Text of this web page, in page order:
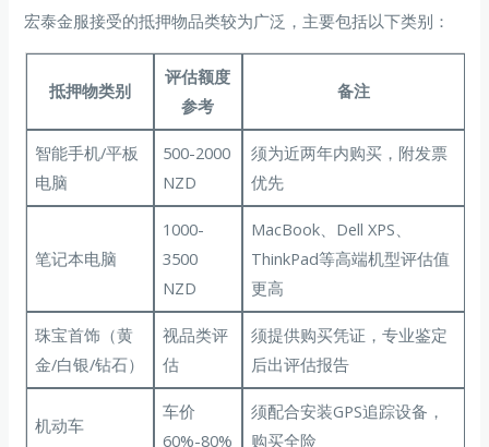
宏泰金服接受的抵押物品类较为广泛，主要包括以下类别：
抵押物类别
评估额度
参考
备注
智能手机/平板
电脑
500-2000
NZD
须为近两年内购买，附发票
优先
笔记本电脑
1000-
3500
NZD
MacBook、Dell XPS、
ThinkPad等高端机型评估值
更高
珠宝首饰（黄
金/白银/钻石）
视品类评
估
须提供购买凭证，专业鉴定
后出评估报告
机动车
车价
60%-80%
须配合安装GPS追踪设备，
购买全险